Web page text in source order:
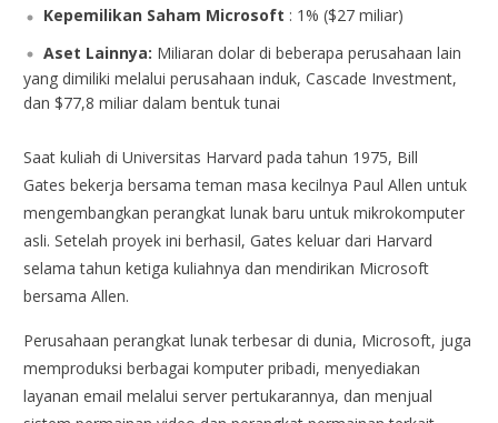
Kepemilikan Saham Microsoft : 1% ($27 miliar)
Aset Lainnya: Miliaran dolar di beberapa perusahaan lain
yang dimiliki melalui perusahaan induk, Cascade Investment,
dan $77,8 miliar dalam bentuk tunai
Saat kuliah di Universitas Harvard pada tahun 1975, Bill
Gates bekerja bersama teman masa kecilnya Paul Allen untuk
mengembangkan perangkat lunak baru untuk mikrokomputer
asli. Setelah proyek ini berhasil, Gates keluar dari Harvard
selama tahun ketiga kuliahnya dan mendirikan Microsoft
bersama Allen.
Perusahaan perangkat lunak terbesar di dunia, Microsoft, juga
memproduksi berbagai komputer pribadi, menyediakan
layanan email melalui server pertukarannya, dan menjual